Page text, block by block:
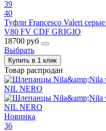
39
40
Туфли Francesco Valeri
V80 FV CDF GRIGIO
18700 руб
Выбрать
Купить в 1 клик
Товар распродан
Новинка
36